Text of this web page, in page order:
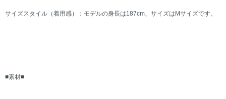
サイズスタイル（着用感）：モデルの身長は187cm、サイズはMサイズです。
■素材■